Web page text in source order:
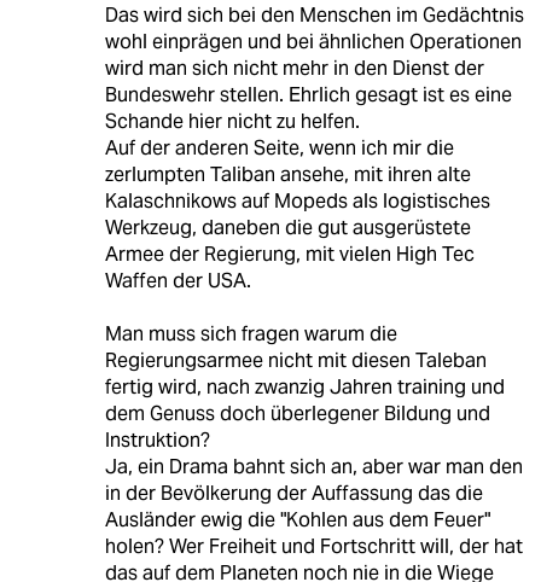
Das wird sich bei den Menschen im Gedächtnis
wohl einprägen und bei ähnlichen Operationen
wird man sich nicht mehr in den Dienst der
Bundeswehr stellen. Ehrlich gesagt ist es eine
Schande hier nicht zu helfen.
Auf der anderen Seite, wenn ich mir die
zerlumpten Taliban ansehe, mit ihren alte
Kalaschnikows auf Mopeds als logistisches
Werkzeug, daneben die gut ausgerüstete
Armee der Regierung, mit vielen High Tec
Waffen der USA.
Man muss sich fragen warum die
Regierungsarmee nicht mit diesen Taleban
fertig wird, nach zwanzig Jahren training und
dem Genuss doch überlegener Bildung und
Instruktion?
Ja, ein Drama bahnt sich an, aber war man den
in der Bevölkerung der Auffassung das die
Ausländer ewig die "Kohlen aus dem Feuer"
holen? Wer Freiheit und Fortschritt will, der hat
das auf dem Planeten noch nie in die Wiege